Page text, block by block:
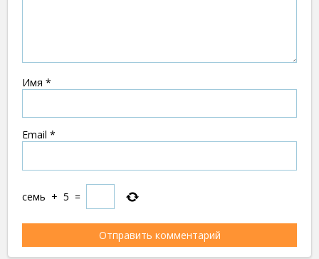
Имя *
Email *
семь + 5 =